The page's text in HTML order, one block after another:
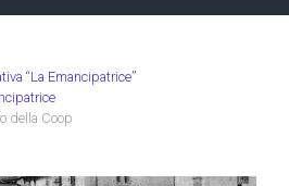
“La Emancipatrice”
della Coop